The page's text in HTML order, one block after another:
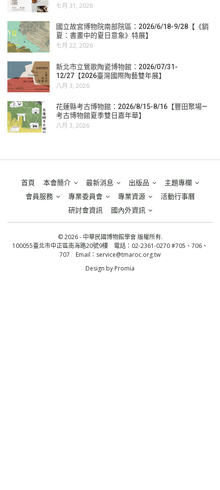
七月 31, 2026
國立故宮博物院南部院區：2026/6/18-9/28【《銷
夏：書畫中的夏日意象》特展】
七月 22, 2026
新北市立鶯歌陶瓷博物館：2026/07/31-
12/27【2026臺灣國際陶藝雙年展】
八月 3, 2026
花蓮縣考古博物館：2026/8/15-8/16【豐田聚場—
考古博物館夏季雙日嘉年華】
八月 3, 2026
首頁 本會簡介 最新消息 出版品
主題專欄
會員服務
專業委員會 專業資源
活動行事曆
研討會資訊
國內外資訊
© 2026 - 中華民國博物館學會 版權所有.
100055臺北市中正區南海路20號9樓 電話：02-2361-0270 #705、706、
707 Email： service@tmaroc.org.tw
Design by Promia